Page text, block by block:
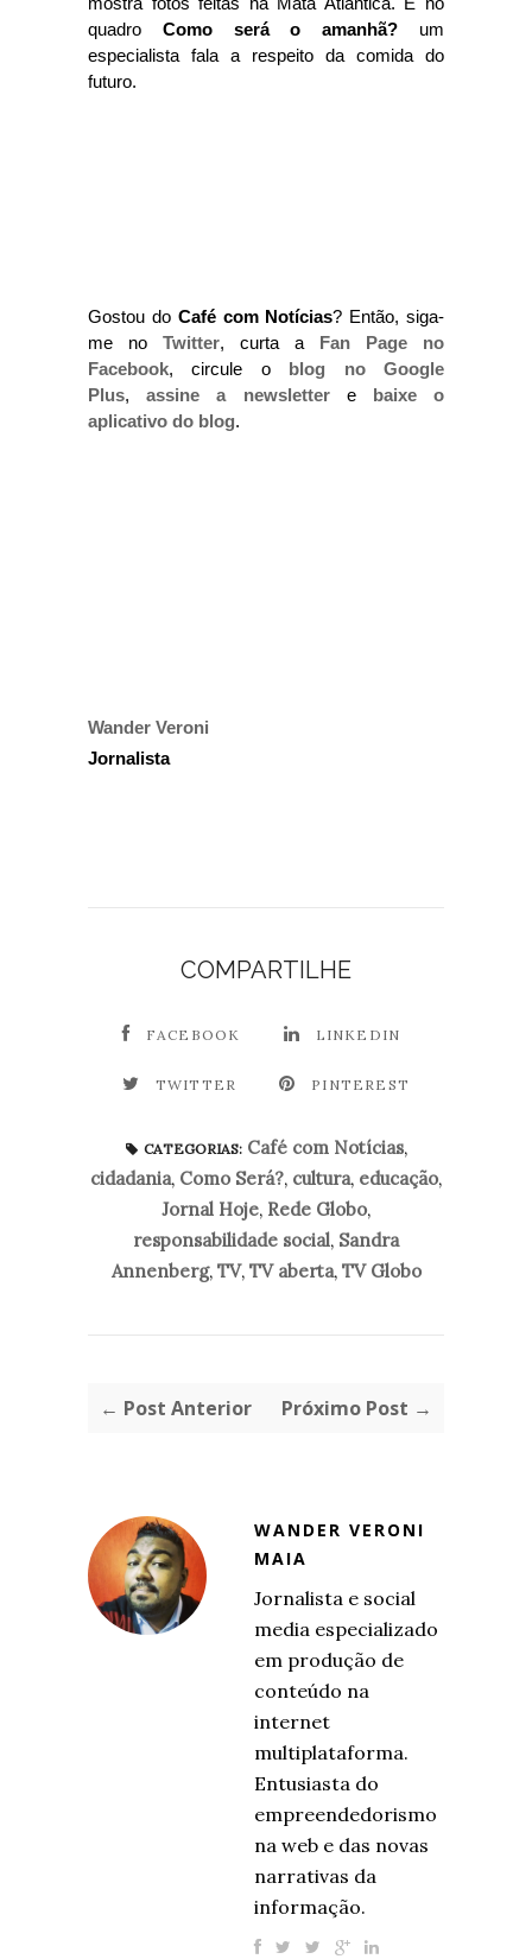
quadro Como será o amanhã? um
especialista fala a respeito da comida do
futuro.
Gostou do Café com Notícias? Então, siga-
me no Twitter, curta a Fan Page no
Facebook, circule o blog no Google
Plus,assine a newslettere baixe o
aplicativo do blog.
Wander Veroni
Jornalista
COMPARTILHE
FACEBOOK LINKEDIN
TWITTER PINTEREST
CATEGORIAS: Café com Notícias,
cidadania, Como Será?, cultura, educação,
Jornal Hoje, Rede Globo,
responsabilidade social, Sandra
Annenberg, TV, TV aberta, TV Globo
← Post Anterior Próximo Post →
WANDER VERONI
MAIA
Jornalista e social
media especializado
em produção de
conteúdo na
internet
multiplataforma.
Entusiasta do
empreendedorismo
na web e das novas
narrativas da
informação.